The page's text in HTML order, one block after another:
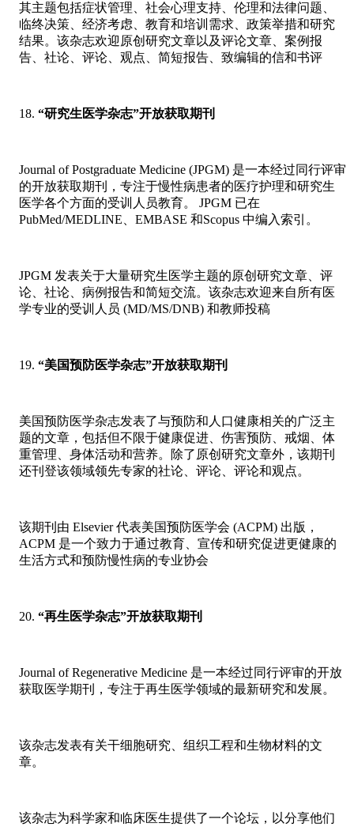
其主题包括症状管理、社会心理支持、伦理和法律问题、
临终决策、经济考虑、教育和培训需求、政策举措和研究
结果。该杂志欢迎原创研究文章以及评论文章、案例报
告、社论、评论、观点、简短报告、致编辑的信和书评
“研究生医学杂志”开放获取期刊
Journal of Postgraduate Medicine (JPGM) 是一本经过同行评审
的开放获取期刊，专注于慢性病患者的医疗护理和研究生
医学各个方面的受训人员教育。 JPGM 已在
PubMed/MEDLINE、EMBASE 和Scopus 中编入索引。
JPGM 发表关于大量研究生医学主题的原创研究文章、评
论、社论、病例报告和简短交流。该杂志欢迎来自所有医
学专业的受训人员 (MD/MS/DNB) 和教师投稿
“美国预防医学杂志”开放获取期刊
美国预防医学杂志发表了与预防和人口健康相关的广泛主
题的文章，包括但不限于健康促进、伤害预防、戒烟、体
重管理、身体活动和营养。除了原创研究文章外，该期刊
还刊登该领域领先专家的社论、评论、评论和观点。
该期刊由 Elsevier 代表美国预防医学会 (ACPM) 出版，
ACPM 是一个致力于通过教育、宣传和研究促进更健康的
生活方式和预防慢性病的专业协会
“再生医学杂志”开放获取期刊
Journal of Regenerative Medicine 是一本经过同行评审的开放
获取医学期刊，专注于再生医学领域的最新研究和发展。
该杂志发表有关干细胞研究、组织工程和生物材料的文
章。
该杂志为科学家和临床医生提供了一个论坛，以分享他们